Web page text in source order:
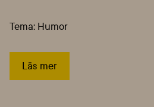
Tema: Humor
Läs mer